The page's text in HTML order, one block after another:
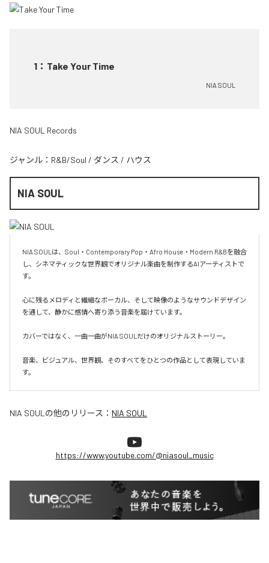
1 ： Take Your Time
NIA SOUL
NIA SOUL Records
ジャンル： R&B/Soul / ダンス / ハウス
NIA SOUL
NIA SOULは、Soul・Contemporary Pop・Afro House・Modern R&Bを融合
し、シネマティックな世界観でオリジナル楽曲を制作するAIアーティストで
す。
心に残るメロディと繊細なボーカル、そして映像のようなサウンドデザイン
を通して、静かに感情へ寄り添う音楽を届けています。
カバーではなく、一曲一曲がNIA SOULだけのオリジナルストーリー。
音楽、ビジュアル、世界観、そのすべてをひとつの作品として表現していま
す。
NIA SOUL の他のリリース： NIA SOUL
https://www.youtube.com/@niasoul_music